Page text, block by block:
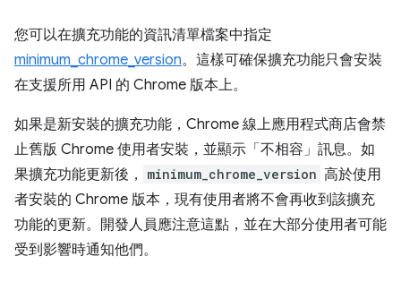
您可以在擴充功能的資訊清單檔案中指定
minimum_chrome_version。這樣可確保擴充功能只會安裝
在支援所用 API 的 Chrome 版本上。
如果是新安裝的擴充功能，Chrome 線上應用程式商店會禁
止舊版 Chrome 使用者安裝，並顯示「不相容」訊息。如
果擴充功能更新後，
minimum_chrome_version 高於使用
者安裝的 Chrome 版本，現有使用者將不會再收到該擴充
功能的更新。開發人員應注意這點，並在大部分使用者可能
受到影響時通知他們。